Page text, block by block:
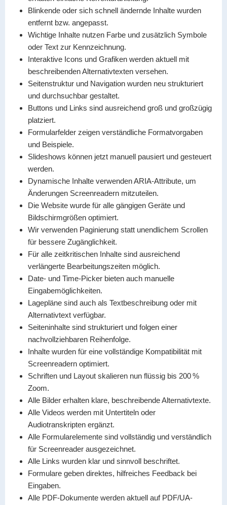
Blinkende oder sich schnell ändernde Inhalte wurden
entfernt bzw. angepasst.
Wichtige Inhalte nutzen Farbe und zusätzlich Symbole
oder Text zur Kennzeichnung.
Interaktive Icons und Grafiken werden aktuell mit
beschreibenden Alternativtexten versehen.
Seitenstruktur und Navigation wurden neu strukturiert
und durchsuchbar gestaltet.
Buttons und Links sind ausreichend groß und großzügig
platziert.
Formularfelder zeigen verständliche Formatvorgaben
und Beispiele.
Slideshows können jetzt manuell pausiert und gesteuert
werden.
Dynamische Inhalte verwenden ARIA-Attribute, um
Änderungen Screenreadern mitzuteilen.
Die Website wurde für alle gängigen Geräte und
Bildschirmgrößen optimiert.
Wir verwenden Paginierung statt unendlichem Scrollen
für bessere Zugänglichkeit.
Für alle zeitkritischen Inhalte sind ausreichend
verlängerte Bearbeitungszeiten möglich.
Date- und Time-Picker bieten auch manuelle
Eingabemöglichkeiten.
Lagepläne sind auch als Textbeschreibung oder mit
Alternativtext verfügbar.
Seiteninhalte sind strukturiert und folgen einer
nachvollziehbaren Reihenfolge.
Inhalte wurden für eine vollständige Kompatibilität mit
Screenreadern optimiert.
Schriften und Layout skalieren nun flüssig bis 200 %
Zoom.
Alle Bilder erhalten klare, beschreibende Alternativtexte.
Alle Videos werden mit Untertiteln oder
Audiotranskripten ergänzt.
Alle Formularelemente sind vollständig und verständlich
für Screenreader ausgezeichnet.
Alle Links wurden klar und sinnvoll beschriftet.
Formulare geben direktes, hilfreiches Feedback bei
Eingaben.
Alle PDF-Dokumente werden aktuell auf PDF/UA-